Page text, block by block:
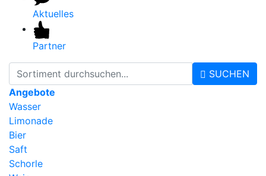
Aktuelles
Partner
SUCHEN
Angebote
Wasser
Limonade
Bier
Saft
Schorle